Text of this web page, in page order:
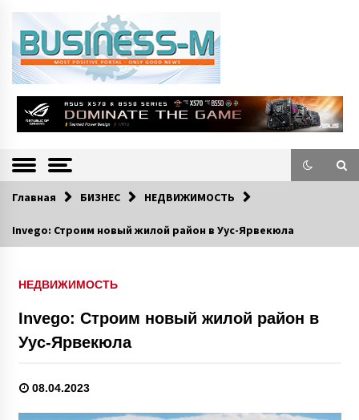
BUSINESS-M
—
Информацио
нно-деловой
экономической и культурной жизни Эстонии и зарубежных стран.
Главная БИЗНЕС НЕДВИЖИМОСТЬ
Invego: Строим новый жилой район в Уус-Ярвекюла
НЕДВИЖИМОСТЬ
Invego: Строим новый жилой район в
Уус-Ярвекюла
08.04.2023